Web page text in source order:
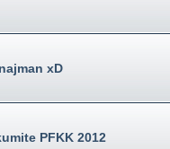
xD
PFKK 2012